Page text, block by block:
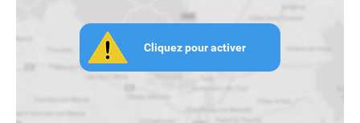
Cliquez pour activer